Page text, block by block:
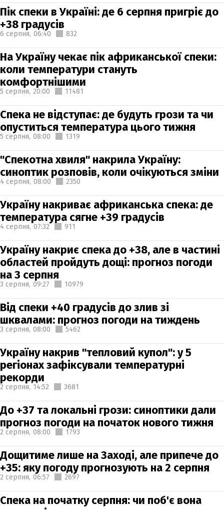
Пік спеки в Україні: де 6 серпня пригріє до
+38 градусів
6 серпня, 06:40 832
На Україну чекає пік африканської спеки:
коли температури стануть
комфортнішими
5 серпня, 20:00 11481
Спека не відступає: де будуть грози та чи
опуститься температура цього тижня
5 серпня, 08:00 1319
"Спекотна хвиля" накрила Україну:
синоптик розповів, коли очікуються зміни
4 серпня, 08:00 2350
Україну накриває африканська спека: де
температура сягне +39 градусів
4 серпня, 07:32 911
Україну накриє спека до +38, але в частині
областей пройдуть дощі: прогноз погоди
на 3 серпня
3 серпня, 09:27 10979
Від спеки +40 градусів до злив зі
шквалами: прогноз погоди на тиждень
3 серпня, 08:00 5462
Україну накрив "тепловий купол": у 5
регіонах зафіксували температурні
рекорди
2 серпня, 14:52 3681
До +37 та локальні грози: синоптики дали
прогноз погоди на початок нового тижня
2 серпня, 08:00 1793
Дощитиме лише на Заході, але припече до
+35: яку погоду прогнозують на 2 серпня
2 серпня, 06:57 2697
Спека на початку серпня: чи поб'є вона